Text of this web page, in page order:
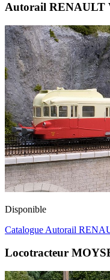
Autorail RENAULT
Disponible
Catalogue Autorail
Locotracteur